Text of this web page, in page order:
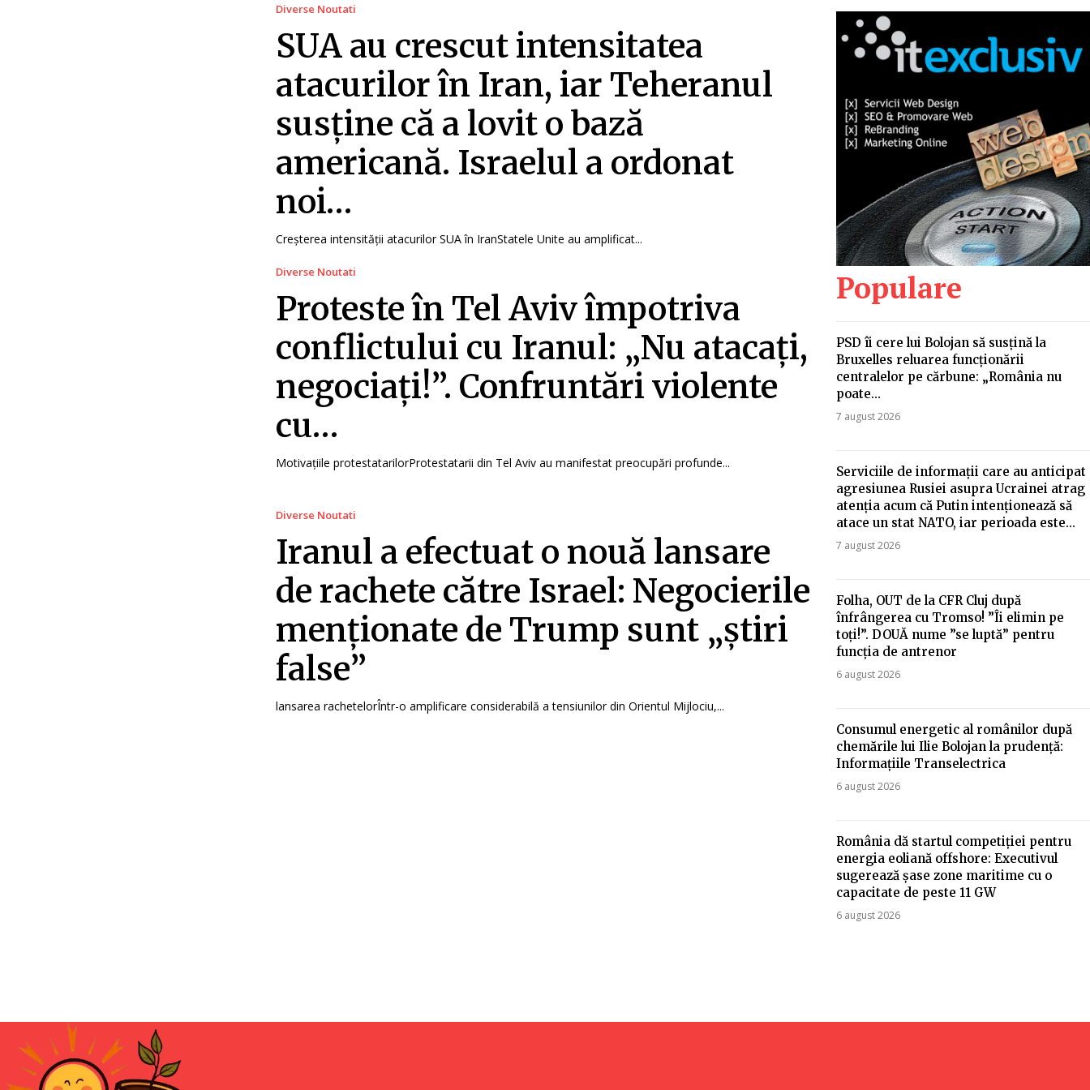
Diverse Noutati
SUA au crescut intensitatea
atacurilor în Iran, iar Teheranul
susține că a lovit o bază
americană. Israelul a ordonat
noi…
Creșterea intensității atacurilor SUA în IranStatele Unite au amplificat...
Diverse Noutati
Proteste în Tel Aviv împotriva
conflictului cu Iranul: „Nu atacați,
negociați!”. Confruntări violente
cu…
Motivațiile protestatarilorProtestatarii din Tel Aviv au manifestat preocupări profunde...
Diverse Noutati
Iranul a efectuat o nouă lansare
de rachete către Israel: Negocierile
menționate de Trump sunt „știri
false”
lansarea rachetelorÎntr-o amplificare considerabilă a tensiunilor din Orientul Mijlociu,...
Populare
PSD îi cere lui Bolojan să susțină la
Bruxelles reluarea funcționării
centralelor pe cărbune: „România nu
poate…
7 august 2026
Serviciile de informații care au anticipat
agresiunea Rusiei asupra Ucrainei atrag
atenția acum că Putin intenționează să
atace un stat NATO, iar perioada este...
7 august 2026
Folha, OUT de la CFR Cluj după
înfrângerea cu Tromso! ”Îi elimin pe
toți!”. DOUĂ nume ”se luptă” pentru
funcția de antrenor
6 august 2026
Consumul energetic al românilor după
chemările lui Ilie Bolojan la prudență:
Informațiile Transelectrica
6 august 2026
România dă startul competiției pentru
energia eoliană offshore: Executivul
sugerează șase zone maritime cu o
capacitate de peste 11 GW
6 august 2026